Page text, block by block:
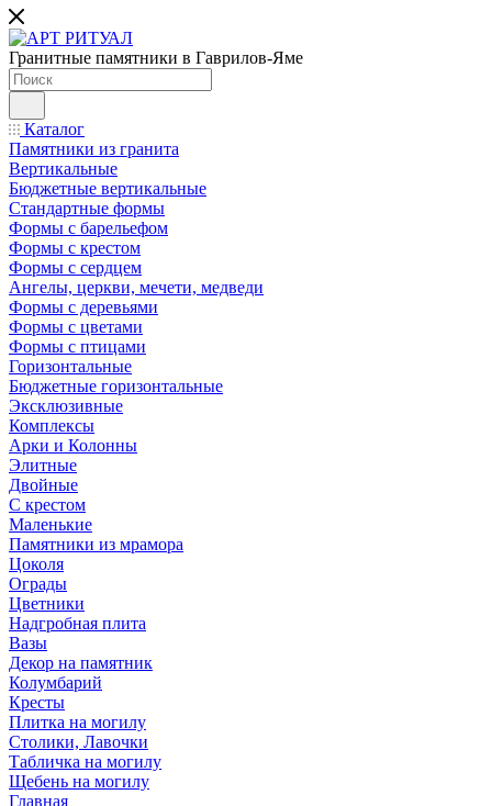
Гранитные памятники в Гаврилов-Яме
Каталог
Памятники из гранита
Вертикальные
Бюджетные вертикальные
Стандартные формы
Формы с барельефом
Формы с крестом
Формы с сердцем
Ангелы, церкви, мечети, медведи
Формы с деревьями
Формы с цветами
Формы с птицами
Горизонтальные
Бюджетные горизонтальные
Эксклюзивные
Комплексы
Арки и Колонны
Элитные
Двойные
С крестом
Маленькие
Памятники из мрамора
Цоколя
Ограды
Цветники
Надгробная плита
Вазы
Декор на памятник
Колумбарий
Кресты
Плитка на могилу
Столики, Лавочки
Табличка на могилу
Щебень на могилу
Главная